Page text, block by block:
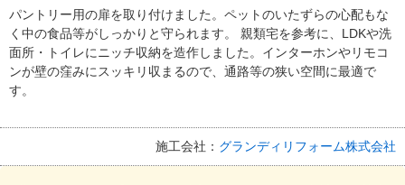
パントリー用の扉を取り付けました。ペットのいたずらの心配もな
く中の食品等がしっかりと守られます。 親類宅を参考に、LDKや洗
面所・トイレにニッチ収納を造作しました。インターホンやリモコ
ンが壁の窪みにスッキリ収まるので、通路等の狭い空間に最適で
す。
施工会社： グランディリフォーム株式会社